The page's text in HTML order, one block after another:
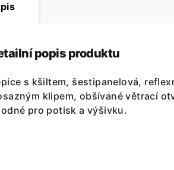
popis produktu
s kšiltem, šestipanelová,
klipem, obšívané větrací
pro potisk a výšivku.